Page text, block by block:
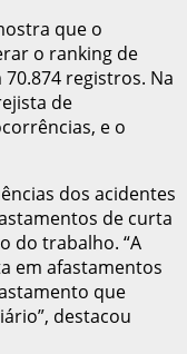
que o
o ranking de
registros. Na
de
e o
dos acidentes
de curta
do trabalho. “A
em afastamentos
que
destacou